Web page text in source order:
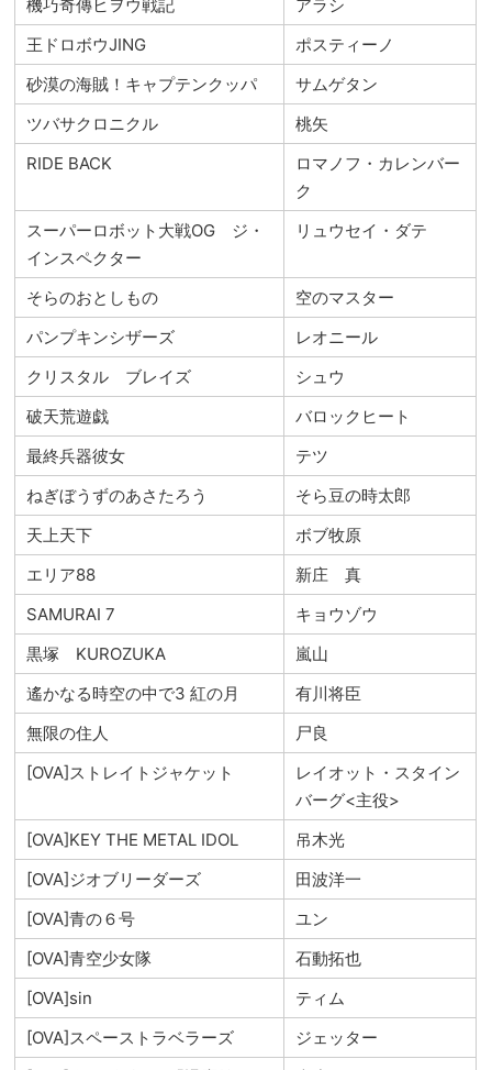
機巧奇傳ヒヲウ戦記
アラシ
王ドロボウJING
ポスティーノ
砂漠の海賊！キャプテンクッパ
サムゲタン
ツバサクロニクル
桃矢
RIDE BACK
ロマノフ・カレンバー
ク
スーパーロボット大戦OG ジ・
インスペクター
リュウセイ・ダテ
そらのおとしもの
空のマスター
パンプキンシザーズ
レオニール
クリスタル ブレイズ
シュウ
破天荒遊戯
バロックヒート
最終兵器彼女
テツ
ねぎぼうずのあさたろう
そら豆の時太郎
天上天下
ボブ牧原
エリア88
新庄 真
SAMURAI 7
キョウゾウ
黒塚 KUROZUKA
嵐山
遙かなる時空の中で3 紅の月
有川将臣
無限の住人
尸良
[OVA]ストレイトジャケット
レイオット・スタイン
バーグ<主役>
[OVA]KEY THE METAL IDOL
吊木光
[OVA]ジオブリーダーズ
田波洋一
[OVA]青の６号
ユン
[OVA]青空少女隊
石動拓也
[OVA]sin
ティム
[OVA]スペーストラベラーズ
ジェッター